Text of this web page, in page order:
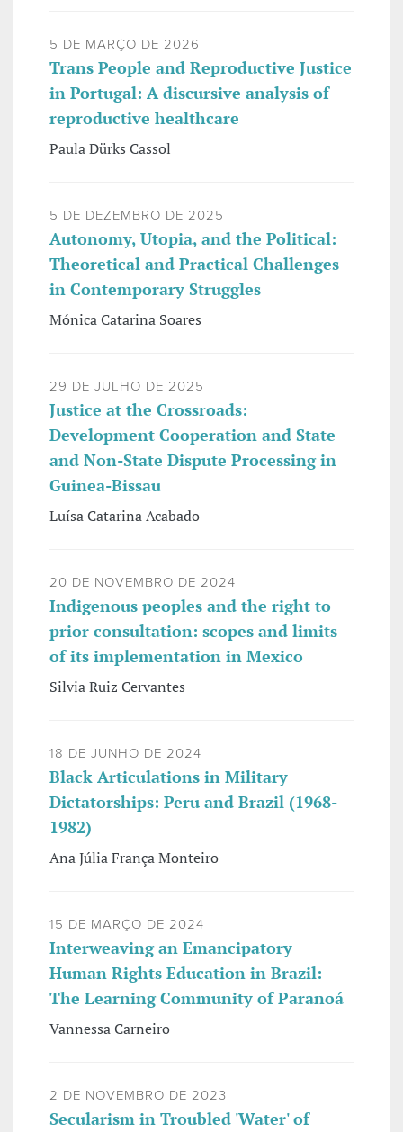
5 DE MARÇO DE 2026
Trans People and Reproductive Justice
in Portugal: A discursive analysis of
reproductive healthcare
Paula Dürks Cassol
5 DE DEZEMBRO DE 2025
Autonomy, Utopia, and the Political:
Theoretical and Practical Challenges
in Contemporary Struggles
Mónica Catarina Soares
29 DE JULHO DE 2025
Justice at the Crossroads:
Development Cooperation and State
and Non-State Dispute Processing in
Guinea-Bissau
Luísa Catarina Acabado
20 DE NOVEMBRO DE 2024
Indigenous peoples and the right to
prior consultation: scopes and limits
of its implementation in Mexico
Silvia Ruiz Cervantes
18 DE JUNHO DE 2024
Black Articulations in Military
Dictatorships: Peru and Brazil (1968-
1982)
Ana Júlia França Monteiro
15 DE MARÇO DE 2024
Interweaving an Emancipatory
Human Rights Education in Brazil:
The Learning Community of Paranoá
Vannessa Carneiro
2 DE NOVEMBRO DE 2023
Secularism in Troubled 'Water' of